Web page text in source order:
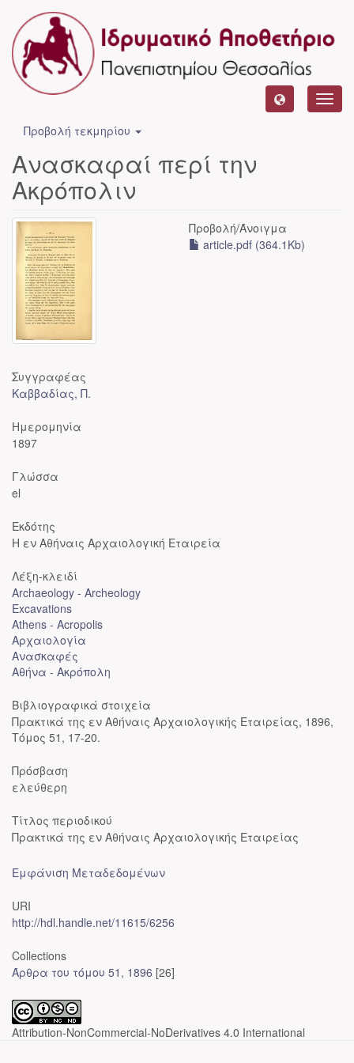
Προβολή τεκμηρίου
Ανασκαφαί περί την
Ακρόπολιν
Προβολή/Άνοιγμα
article.pdf (364.1Kb)
Συγγραφέας
Καββαδίας, Π.
Ημερομηνία
1897
Γλώσσα
el
Εκδότης
Η εν Αθήναις Αρχαιολογική Εταιρεία
Λέξη-κλειδί
Archaeology - Archeology
Excavations
Athens - Acropolis
Αρχαιολογία
Ανασκαφές
Αθήνα - Ακρόπολη
Βιβλιογραφικά στοιχεία
Πρακτικά της εν Αθήναις Αρχαιολογικής Εταιρείας, 1896,
Τόμος 51, 17-20.
Πρόσβαση
ελεύθερη
Τίτλος περιοδικού
Πρακτικά της εν Αθήναις Αρχαιολογικής Εταιρείας
Εμφάνιση Μεταδεδομένων
URI
http://hdl.handle.net/11615/6256
Collections
Άρθρα του τόμου 51, 1896 [26]
Attribution-NonCommercial-NoDerivatives 4.0 International